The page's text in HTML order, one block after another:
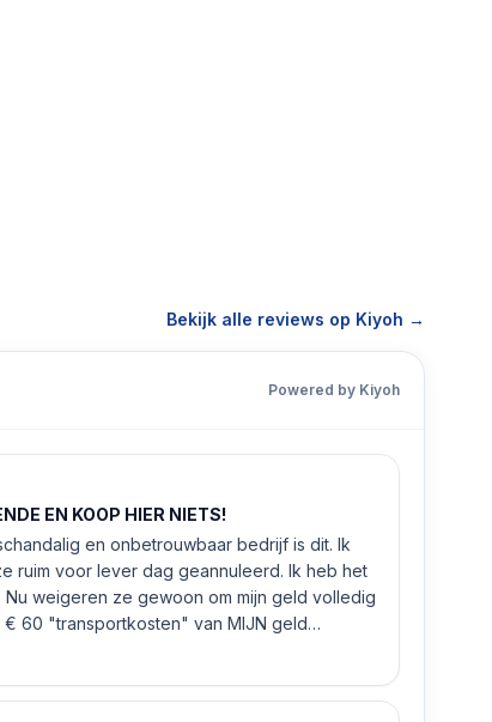
Bekijk alle reviews op Kiyoh →
Powered by Kiyoh
EN KOOP HIER NIETS!
en onbetrouwbaar bedrijf is dit. Ik
ruim voor lever dag geannuleerd. Ik heb het
weigeren ze gewoon om mijn geld volledig
60 "transportkosten" van MIJN geld